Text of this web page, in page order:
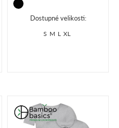
Dostupné velikosti:
S M L XL